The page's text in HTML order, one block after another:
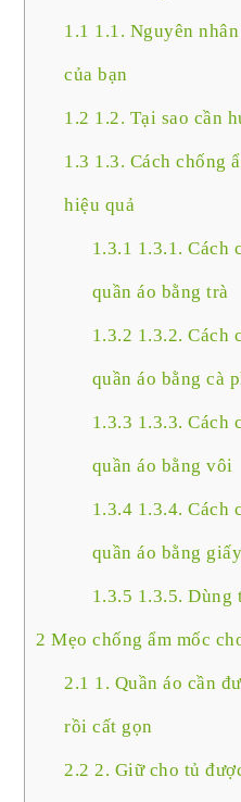
1.1 1.1. Nguyên
của bạn
1.2 1.2. Tại sao cần
1.3 1.3. Cách chống
hiệu quả
1.3.1 1.3.1. Cách
quần áo bằng trà
1.3.2 1.3.2. Cách
quần áo bằng cà
1.3.3 1.3.3. Cách
quần áo bằng vôi
1.3.4 1.3.4. Cách
quần áo bằng
1.3.5 1.3.5. Dùng
2 Mẹo chống ẩm mốc
2.1 1. Quần áo cần
rồi cất gọn
2.2 2. Giữ cho tủ